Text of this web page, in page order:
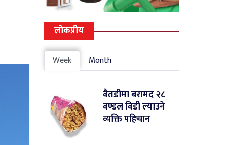
लोकप्रीय
Week Month
बैतडीमा बरामद २८
बण्डल बिडी ल्याउने
व्यक्ति पहिचान